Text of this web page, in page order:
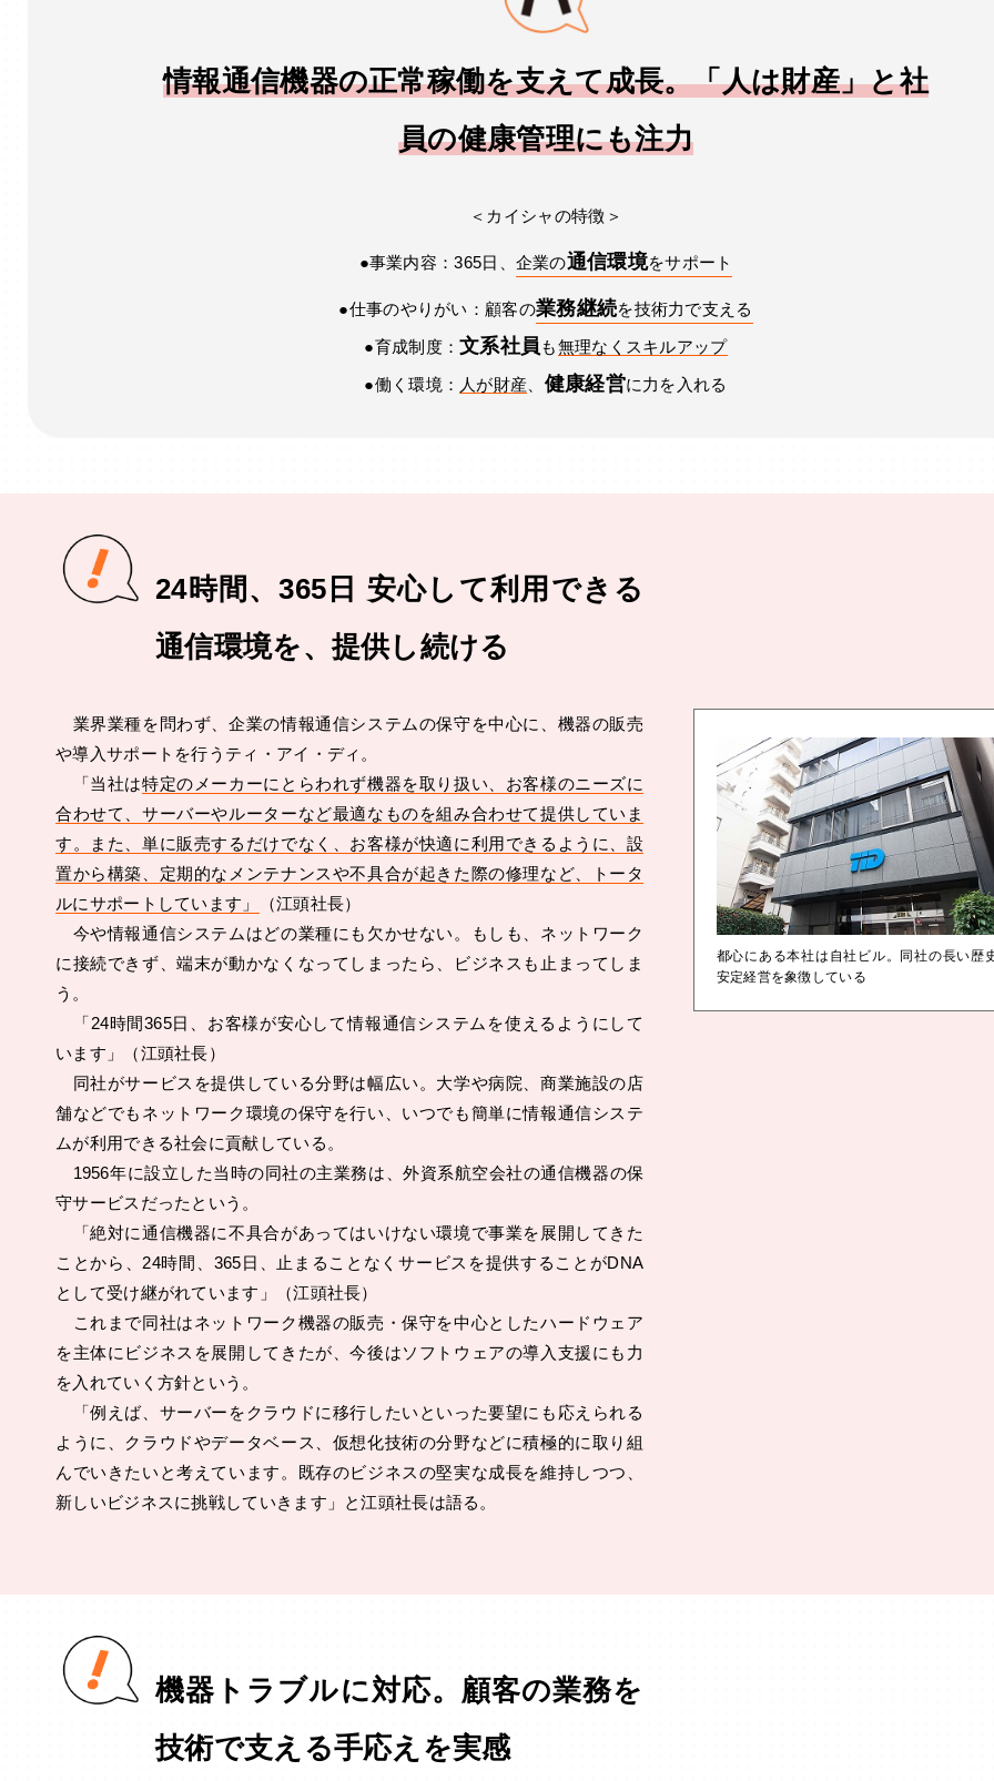
情報通信機器の正常稼働を支えて成長。「人は財産」と社
員の健康管理にも注力
＜カイシャの特徴＞
●事業内容：365日、 企業の通信環境をサポート
●仕事のやりがい：顧客の業務継続を技術力で支える
●育成制度：文系社員も無理なくスキルアップ
●働く環境： 人が財産 健康経営に力を入れる
24時間、365日 安心して利用できる
通信環境を、提供し続ける
業界業種を問わず、企業の情報通信システムの保守を中心に、機器の販売
や導入サポートを行うティ・アイ・ディ。
「当社は特定のメーカーにとらわれず機器を取り扱い、お客様のニーズに
合わせて、サーバーやルーターなど最適なものを組み合わせて提供していま
す。また、単に販売するだけでなく、お客様が快適に利用できるように、設
置から構築、定期的なメンテナンスや不具合が起きた際の修理など、トータ
ルにサポートしています」
（江頭社長）
今や情報通信システムはどの業種にも欠かせない。もしも、ネットワーク
に接続できず、端末が動かなくなってしまったら、ビジネスも止まってしま
う。
「24時間365日、お客様が安心して情報通信システムを使えるようにして
います」（江頭社長）
同社がサービスを提供している分野は幅広い。大学や病院、商業施設の店
舗などでもネットワーク環境の保守を行い、いつでも簡単に情報通信システ
ムが利用できる社会に貢献している。
1956年に設立した当時の同社の主業務は、外資系航空会社の通信機器の保
守サービスだったという。
「絶対に通信機器に不具合があってはいけない環境で事業を展開してきた
ことから、24時間、365日、止まることなくサービスを提供することがDNA
として受け継がれています」（江頭社長）
これまで同社はネットワーク機器の販売・保守を中心としたハードウェア
を主体にビジネスを展開してきたが、今後はソフトウェアの導入支援にも力
を入れていく方針という。
「例えば、サーバーをクラウドに移行したいといった要望にも応えられる
ように、クラウドやデータベース、仮想化技術の分野などに積極的に取り組
んでいきたいと考えています。既存のビジネスの堅実な成長を維持しつつ、
新しいビジネスに挑戦していきます」と江頭社長は語る。
都心にある本社は自社ビル。同社の長い歴
安定経営を象徴している
機器トラブルに対応。顧客の業務を
技術で支える手応えを実感